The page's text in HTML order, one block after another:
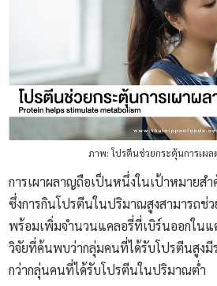
ภาพ: โปรตีนช่วยกระตุ้นการเผ
การเผาผลาญถือเป็นหนึ่งในเป้าหมายส
ซึ่งการกินโปรตีนในปริมาณสูงสามารถช่
พร้อมเพิ่มจำนวนแคลอรี่ที่เบิร์นออกในแ
วิจัยที่ค้นพบว่ากลุ่มคนที่ได้รับโปรตีนสูงมี
กว่ากลุ่นคนที่ได้รับโปรตีนในปริมาณต่ำ